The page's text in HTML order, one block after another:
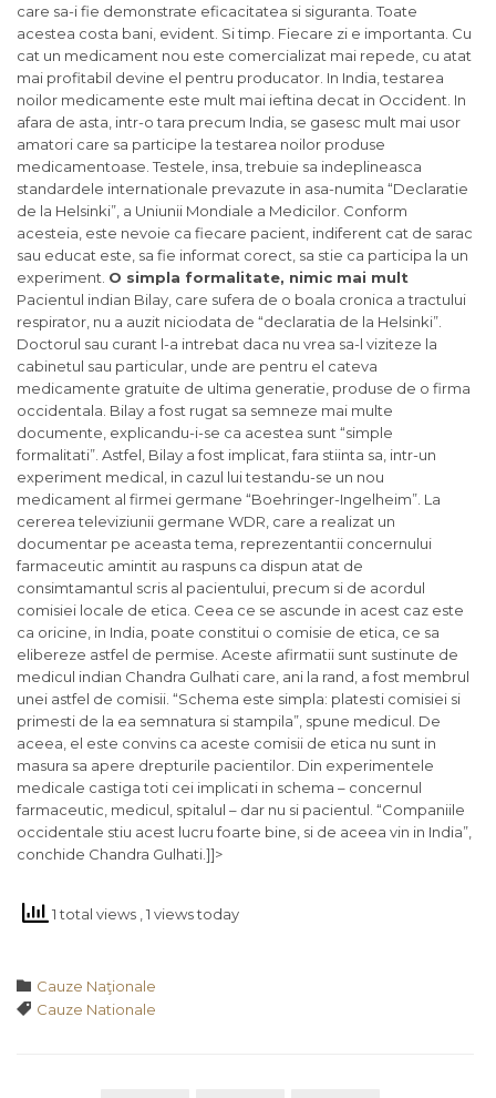
care sa-i fie demonstrate eficacitatea si siguranta. Toate
acestea costa bani, evident. Si timp. Fiecare zi e importanta. Cu
cat un medicament nou este comercializat mai repede, cu atat
mai profitabil devine el pentru producator. In India, testarea
noilor medicamente este mult mai ieftina decat in Occident. In
afara de asta, intr-o tara precum India, se gasesc mult mai usor
amatori care sa participe la testarea noilor produse
medicamentoase. Testele, insa, trebuie sa indeplineasca
standardele internationale prevazute in asa-numita “Declaratie
de la Helsinki”, a Uniunii Mondiale a Medicilor. Conform
acesteia, este nevoie ca fiecare pacient, indiferent cat de sarac
sau educat este, sa fie informat corect, sa stie ca participa la un
experiment. O simpla formalitate, nimic mai mult
Pacientul indian Bilay, care sufera de o boala cronica a tractului
respirator, nu a auzit niciodata de “declaratia de la Helsinki”.
Doctorul sau curant l-a intrebat daca nu vrea sa-l viziteze la
cabinetul sau particular, unde are pentru el cateva
medicamente gratuite de ultima generatie, produse de o firma
occidentala. Bilay a fost rugat sa semneze mai multe
documente, explicandu-i-se ca acestea sunt “simple
formalitati”. Astfel, Bilay a fost implicat, fara stiinta sa, intr-un
experiment medical, in cazul lui testandu-se un nou
medicament al firmei germane “Boehringer-Ingelheim”. La
cererea televiziunii germane WDR, care a realizat un
documentar pe aceasta tema, reprezentantii concernului
farmaceutic amintit au raspuns ca dispun atat de
consimtamantul scris al pacientului, precum si de acordul
comisiei locale de etica. Ceea ce se ascunde in acest caz este
ca oricine, in India, poate constitui o comisie de etica, ce sa
elibereze astfel de permise. Aceste afirmatii sunt sustinute de
medicul indian Chandra Gulhati care, ani la rand, a fost membrul
unei astfel de comisii. “Schema este simpla: platesti comisiei si
primesti de la ea semnatura si stampila”, spune medicul. De
aceea, el este convins ca aceste comisii de etica nu sunt in
masura sa apere drepturile pacientilor. Din experimentele
medicale castiga toti cei implicati in schema – concernul
farmaceutic, medicul, spitalul – dar nu si pacientul. “Companiile
occidentale stiu acest lucru foarte bine, si de aceea vin in India”,
conchide Chandra Gulhati.]]>
1 total views , 1 views today
 Category
Cauze Naţionale
 Tags
Cauze Nationale